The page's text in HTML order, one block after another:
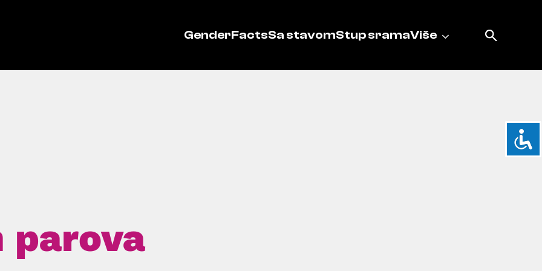
GenderFactsSa stavomStup sramaViše
parova